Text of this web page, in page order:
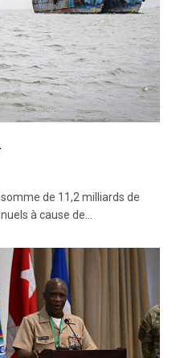
de 11,2 milliards de
à cause de…